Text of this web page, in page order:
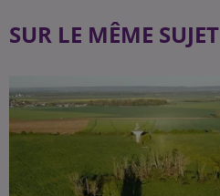
SUR LE MÊME SUJET